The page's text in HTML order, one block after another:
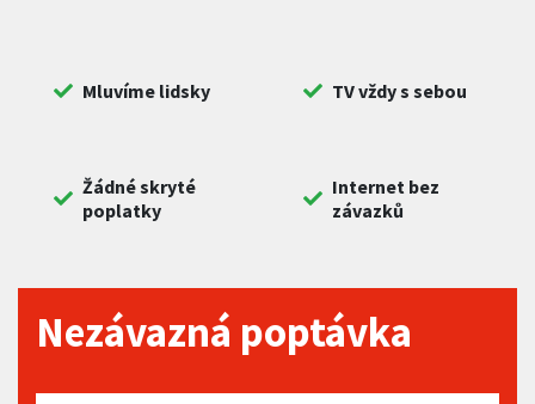
Mluvíme lidsky TV vždy s sebou
Žádné skryté
poplatky
Internet bez
závazků
Nezávazná poptávka